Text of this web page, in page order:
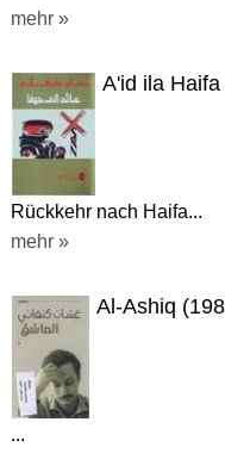
mehr »
A'id ila
Rückkehr nach Haifa...
mehr »
Al-Ashiq
...